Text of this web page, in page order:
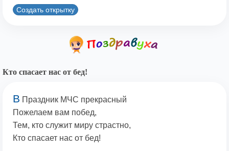
Создать открытку
Кто спасает нас от бед!
В Праздник МЧС прекрасный
Пожелаем вам побед,
Тем, кто служит миру страстно,
Кто спасает нас от бед!